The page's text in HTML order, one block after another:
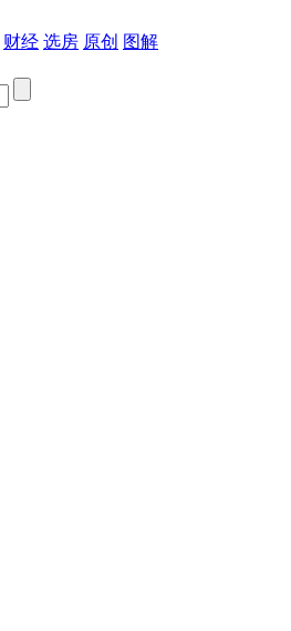
财经 选房 原创 图解